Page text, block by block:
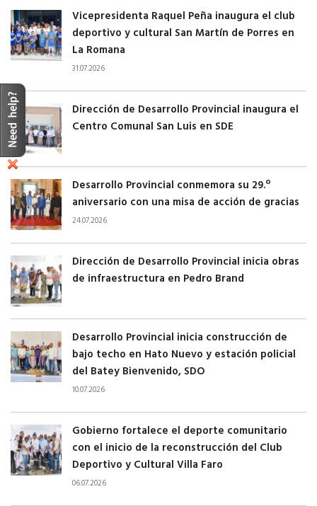
Vicepresidenta Raquel Peña inaugura el club
deportivo y cultural San Martín de Porres en
La Romana
31.07.2026
Dirección de Desarrollo Provincial inaugura el
Centro Comunal San Luis en SDE
Desarrollo Provincial conmemora su 29.º
aniversario con una misa de acción de gracias
24.07.2026
Dirección de Desarrollo Provincial inicia obras
de infraestructura en Pedro Brand
Desarrollo Provincial inicia construcción de
bajo techo en Hato Nuevo y estación policial
del Batey Bienvenido, SDO
10.07.2026
Gobierno fortalece el deporte comunitario
con el inicio de la reconstrucción del Club
Deportivo y Cultural Villa Faro
06.07.2026